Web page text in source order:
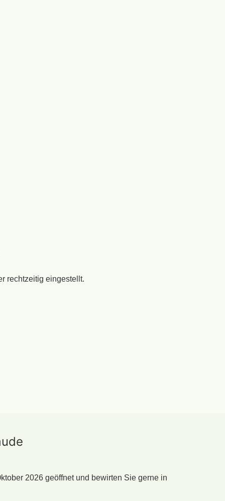
rechtzeitig eingestellt.
2026 geöffnet und bewirten Sie gerne in